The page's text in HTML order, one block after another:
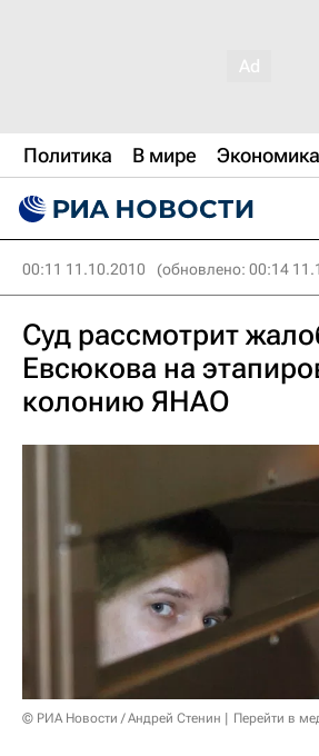
Политика В мире Экономика
00:11 11.10.2010 (обновлено: 00:14
Суд рассмотрит
Евсюкова на
колонию ЯНАО
© РИА Новости / Андрей Стенин Перейти в